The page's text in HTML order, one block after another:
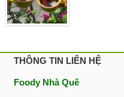
THÔNG TIN LIÊN HỆ
Foody Nhà Quê